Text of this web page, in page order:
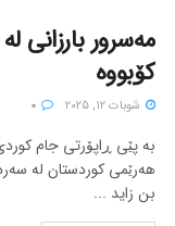
مەسرور بارزانی
کۆبووە
شوبات 12, 2025
بە پێی ڕاپۆرتی جام
هەرێمی کوردستان لە
بن زاید ...